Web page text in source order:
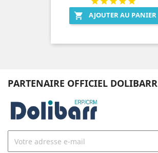
 AJOUTER AU PANIER
PARTENAIRE OFFICIEL DOLIBARR